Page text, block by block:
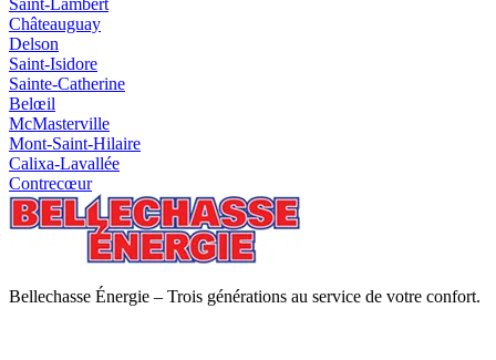
Châteauguay
Delson
Saint‑Isidore
Sainte‑Catherine
Belœil
McMasterville
Mont‑Saint‑Hilaire
Calixa‑Lavallée
Contrecœur
Bellechasse Énergie – Trois générations au service de votre confort.